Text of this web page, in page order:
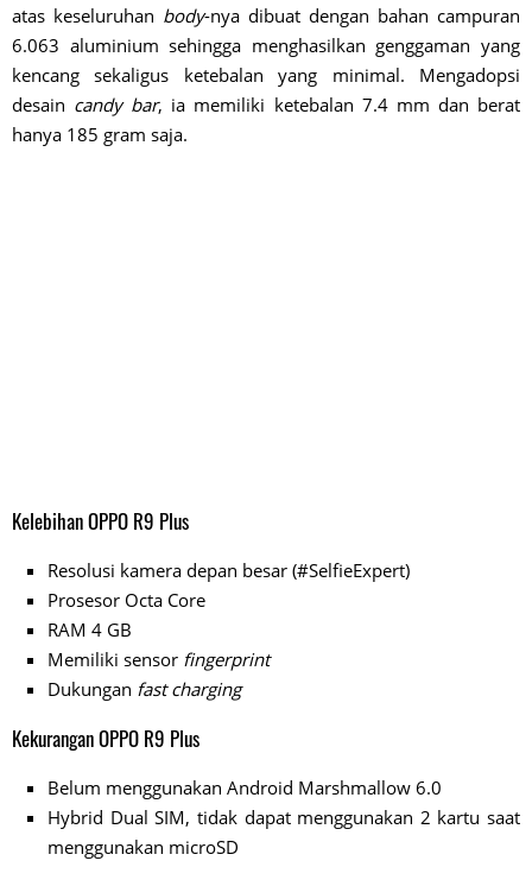
atas keseluruhan body-nya dibuat dengan bahan campuran
6.063 aluminium sehingga menghasilkan genggaman yang
kencang sekaligus ketebalan yang minimal. Mengadopsi
desain candy bar, ia memiliki ketebalan 7.4 mm dan berat
hanya 185 gram saja.
Kelebihan OPPO R9 Plus
Resolusi kamera depan besar (#SelfieExpert)
Prosesor Octa Core
RAM 4 GB
Memiliki sensor fingerprint
Dukungan fast charging
Kekurangan OPPO R9 Plus
Belum menggunakan Android Marshmallow 6.0
Hybrid Dual SIM, tidak dapat menggunakan 2 kartu saat
menggunakan microSD